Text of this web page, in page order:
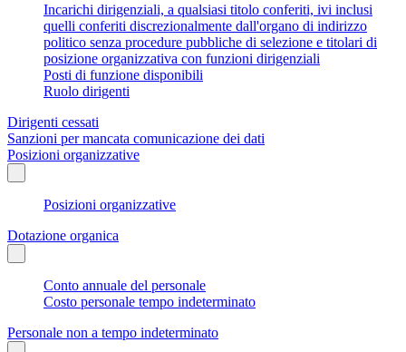
Incarichi dirigenziali, a qualsiasi titolo conferiti, ivi inclusi
quelli conferiti discrezionalmente dall'organo di indirizzo
politico senza procedure pubbliche di selezione e titolari di
posizione organizzativa con funzioni dirigenziali
Posti di funzione disponibili
Ruolo dirigenti
Dirigenti cessati
Sanzioni per mancata comunicazione dei dati
Posizioni organizzative
Posizioni organizzative
Dotazione organica
Conto annuale del personale
Costo personale tempo indeterminato
Personale non a tempo indeterminato